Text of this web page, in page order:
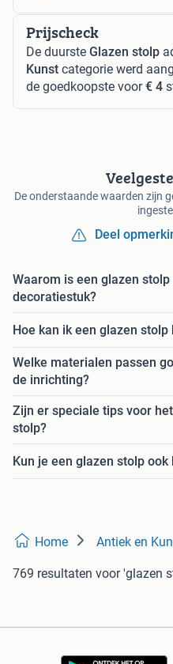
Prijscheck
De duurste Glazen stolp
Kunst categorie werd
de goedkoopste voor€ 4
De onderstaande waarden zijn
Deel
Waarom is een glazen
decoratiestuk?
Hoe kan ik een glazen
Welke materialen passen
de inrichting?
Zijn er speciale tips voor
stolp?
Kun je een glazen stolp
Home Antiek en
769 resultaten voor 'glazen